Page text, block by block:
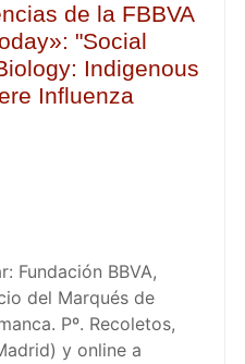
de la FBBVA
"Social
Indigenous
Influenza
Fundación BBVA,
del Marqués de
Pº. Recoletos,
y online a